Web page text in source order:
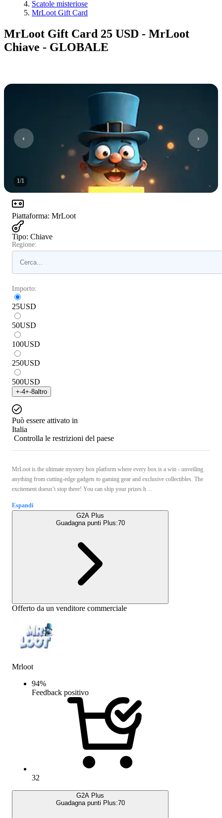
Scatole misteriose
MrLoot Gift Card
MrLoot Gift Card 25 USD - MrLoot
Chiave - GLOBALE
1/1
Piattaforma: MrLoot
Tipo: Chiave
Regione:
Importo:
25USD
50USD
100USD
250USD
500USD
+-4+-8altro
Può essere attivato in
Italia
Controlla le restrizioni del paese
MrLoot is the ultimate mystery box platform where every box is a win - unveiling
anything from cutting-edge gadgets to gaming gear and exclusive collectibles. The
excitement doesn’t stop there! You can ship your prizes h ...
Espandi
G2A Plus
Guadagna punti Plus:70
Offerto da un venditore commerciale
Mrloot
94%
Feedback positivo
32
G2A Plus
Guadagna punti Plus:70